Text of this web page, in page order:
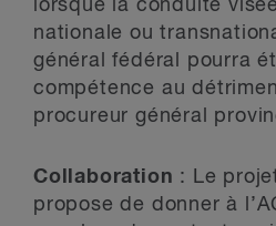
lorsque la conduite
nationale ou
général fédéral pourra
compétence au
procureur général
Collaboration : Le
propose de donner à